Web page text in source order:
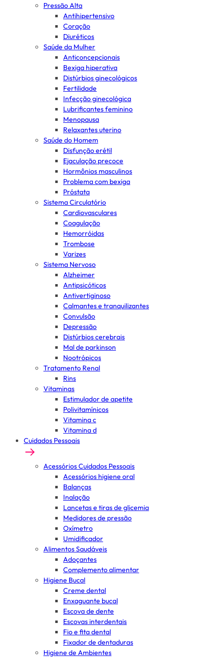
Pressão Alta
Antihipertensivo
Coração
Diuréticos
Saúde da Mulher
Anticoncepcionais
Bexiga hiperativa
Distúrbios ginecológicos
Fertilidade
Infecção ginecológica
Lubrificantes feminino
Menopausa
Relaxantes uterino
Saúde do Homem
Disfunção erétil
Ejaculação precoce
Hormônios masculinos
Problema com bexiga
Próstata
Sistema Circulatório
Cardiovasculares
Coagulação
Hemorróidas
Trombose
Varizes
Sistema Nervoso
Alzheimer
Antipsicóticos
Antivertiginoso
Calmantes e tranquilizantes
Convulsão
Depressão
Distúrbios cerebrais
Mal de parkinson
Nootrópicos
Tratamento Renal
Rins
Vitaminas
Estimulador de apetite
Polivitamínicos
Vitamina c
Vitamina d
Cuidados Pessoais
Acessórios Cuidados Pessoais
Acessórios higiene oral
Balanças
Inalação
Lancetas e tiras de glicemia
Medidores de pressão
Oxímetro
Umidificador
Alimentos Saudáveis
Adoçantes
Complemento alimentar
Higiene Bucal
Creme dental
Enxaguante bucal
Escova de dente
Escovas interdentais
Fio e fita dental
Fixador de dentaduras
Higiene de Ambientes